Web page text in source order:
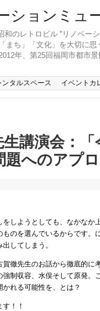
のレトロビル ”リノベー
まち」「文化」を大切に
年、第25回福岡市都市
ンタルスペース イベントカ
生講演会：
へのアプロ
しようとしても、なかなか
のを選んでいるからです。
してしまう。
徹先生のお話から徹底的に
制収容、水俣そして原発。
れる可能性を、とは？
！！